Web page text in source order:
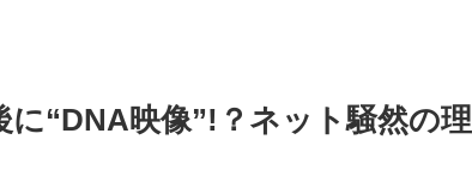
に“DNA映像”!？ネット騒然の理